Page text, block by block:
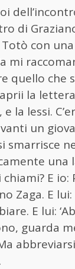
di
con
mi
quello che
la
la lessi.
un
smarrisce
una
E io:
Zaga. E
E lui:
guarda